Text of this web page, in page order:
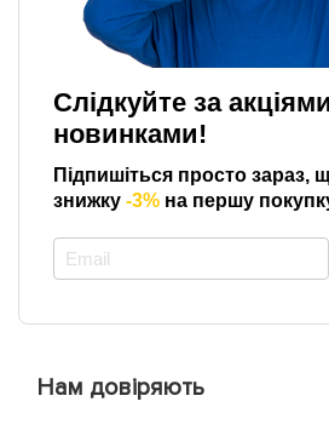
Слідкуйте за
новинками!
Підпишіться просто зараз,
знижку -3% на першу
Нам довіряють